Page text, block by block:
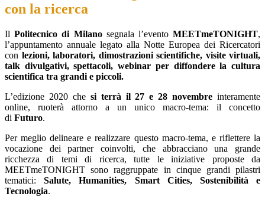
con la ricerca
IlPolitecnico di Milanosegnala l’eventoMEETmeTONIGHT,
l’appuntamento annuale legato alla Notte Europea dei Ricercatori
con lezioni, laboratori, dimostrazioni scientifiche, visite virtuali,
talk divulgativi, spettacoli, webinar per diffondere la cultura
scientifica tra grandi e piccoli.
L’edizione 2020 che si terrà il 27 e 28 novembreinteramente
online, ruoterà attorno a un unico macro-tema: il concetto
di Futuro.
Per meglio delineare e realizzare questo macro-tema, e riflettere la
vocazione dei partner coinvolti, che abbracciano una grande
ricchezza di temi di ricerca, tutte le iniziative proposte da
MEETmeTONIGHT sono raggruppate in cinque grandi pilastri
tematici:Salute, Humanities, Smart Cities, Sostenibilità e
Tecnologia.